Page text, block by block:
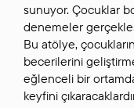
sunuyor. Çocuklar
denemeler
Bu atölye,
becerilerini
eğlenceli bir
keyfini